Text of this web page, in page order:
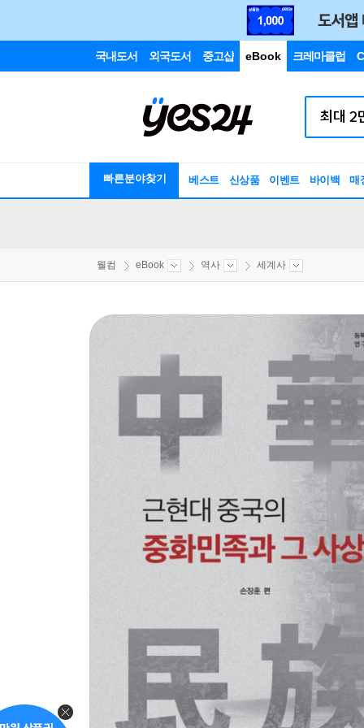
국내도서 외국도서 중고샵 eBook 크레마클럽
빠른분야찾기 베스트 신상품 이벤트 바이백 매
웰컴 eBook 역사 세계사